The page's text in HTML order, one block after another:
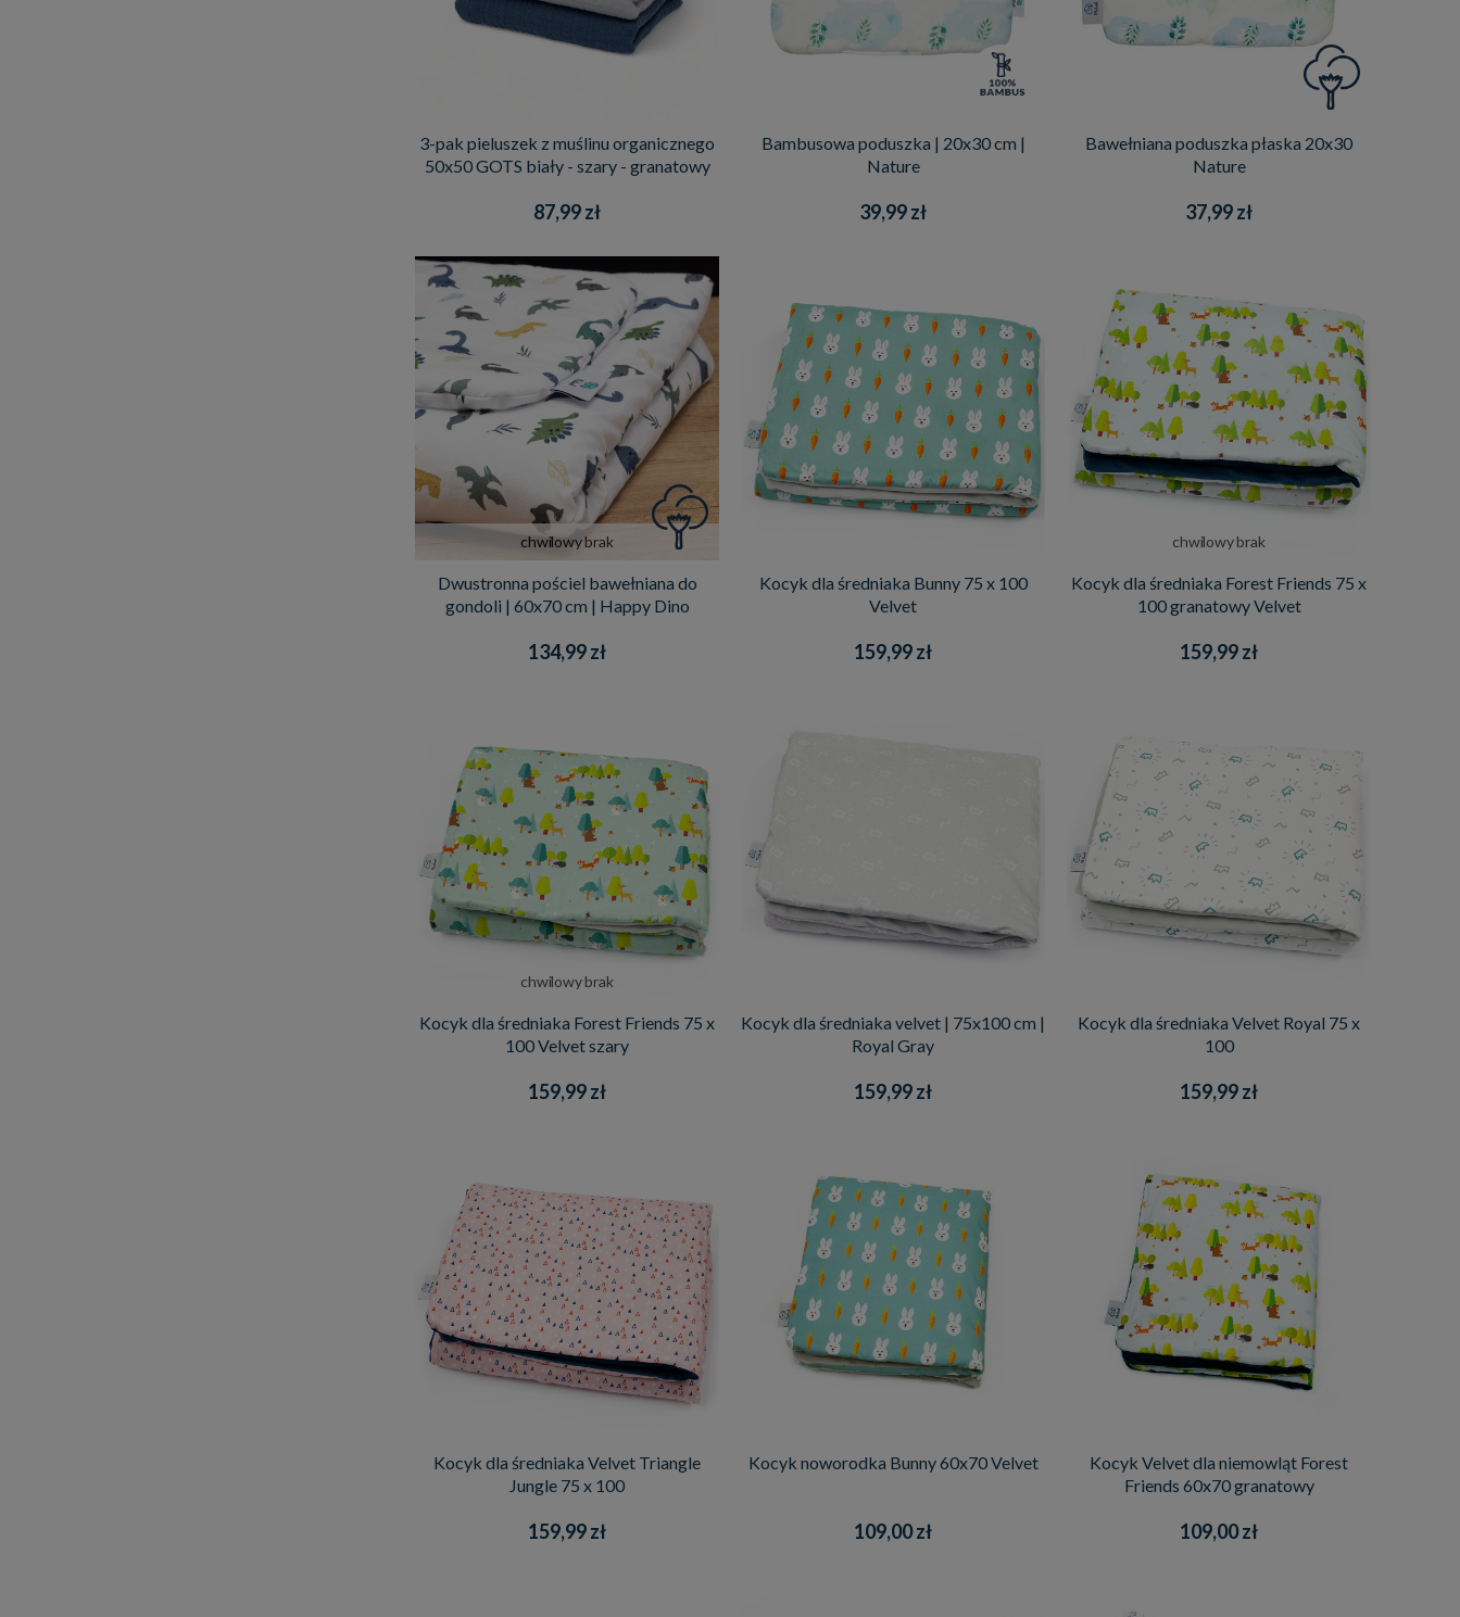
3-pak pieluszek z muślinu organicznego
50x50 GOTS biały - szary - granatowy
87,99 zł
Bambusowa poduszka | 20x30 cm |
Nature
39,99 zł
Bawełniana poduszka płaska 20x30
Nature
37,99 zł
chwilowy brak
Dwustronna pościel bawełniana do
gondoli | 60x70 cm | Happy Dino
134,99 zł
Kocyk dla średniaka Bunny 75 x 100
Velvet
159,99 zł
chwilowy brak
Kocyk dla średniaka Forest Friends 75 x
100 granatowy Velvet
159,99 zł
chwilowy brak
Kocyk dla średniaka Forest Friends 75 x
100 Velvet szary
159,99 zł
Kocyk dla średniaka velvet | 75x100 cm |
Royal Gray
159,99 zł
Kocyk dla średniaka Velvet Royal 75 x
100
159,99 zł
Kocyk dla średniaka Velvet Triangle
Jungle 75 x 100
159,99 zł
Kocyk noworodka Bunny 60x70 Velvet
109,00 zł
Kocyk Velvet dla niemowląt Forest
Friends 60x70 granatowy
109,00 zł